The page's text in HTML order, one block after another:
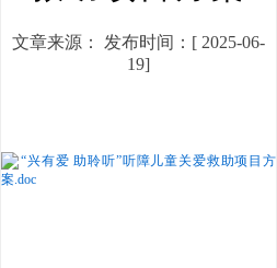
文章来源： 发布时间：[ 2025-06-
19]
“兴有爱 助聆听”听障儿童关爱救助项目方
案.doc